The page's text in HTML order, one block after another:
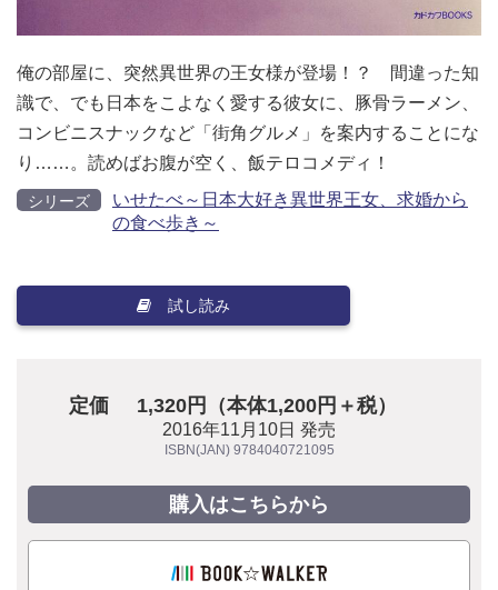
俺の部屋に、突然異世界の王女様が登場！？ 間違った知
識で、でも日本をこよなく愛する彼女に、豚骨ラーメン、
コンビニスナックなど「街角グルメ」を案内することにな
り……。読めばお腹が空く、飯テロコメディ！
シリーズ
いせたべ～日本大好き異世界王女、求婚から
の食べ歩き～
試し読み
定価 1,320円（本体1,200円＋税）
2016年11月10日 発売
ISBN(JAN) 9784040721095
購入はこちらから